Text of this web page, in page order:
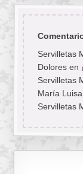
Servilletas
Doloresen
Servilletas
María Luisa
Servilletas